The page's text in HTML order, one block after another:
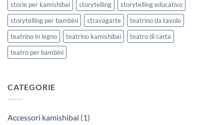
storie per kamishibai
storytelling
storytelling educativo
storytelling per bambini
stravagarte
teatrino da tavolo
teatrino in legno
teatrino kamishibai
teatro di carta
teatro per bambini
CATEGORIE
Accessori kamishibai (1)